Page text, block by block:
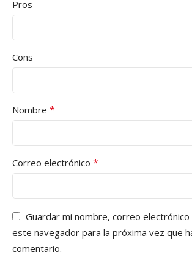
Pros
Cons
Nombre *
Correo electrónico *
Guardar mi nombre, correo
este navegador para la próxima vez que
comentario.